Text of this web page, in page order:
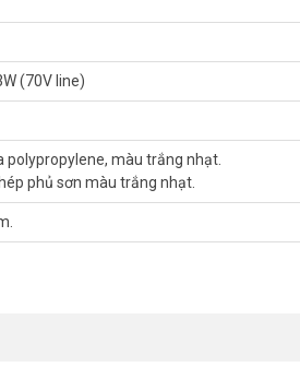
năng âm thanh tuyệt vời đang được ưa
trong việc lắp đặt và sử dụng nhờ các
thể yên tâm lắp đặt loa trên trần hay
(70V line)
polypropylene, màu trắng nhạt.
phủ sơn màu trắng nhạt.